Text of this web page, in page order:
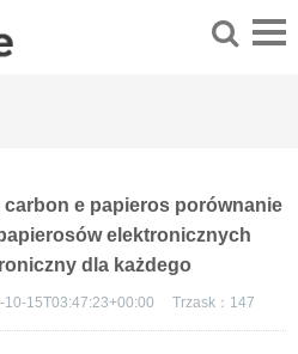
e papieros porównanie
elektronicznych
dla każdego
10-15T03:47:23+00:00 Trzask： 147